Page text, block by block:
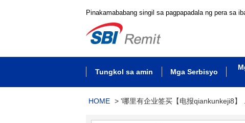
Pinakamababang singil sa pagpapadala ng pera sa
Tungkol sa amin Mga Serbisyo
HOME > '哪里有企业签买【电报qiankunkeji8】